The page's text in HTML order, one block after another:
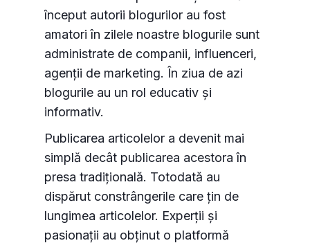
început autorii blogurilor au fost
amatori în zilele noastre blogurile sunt
administrate de companii, influenceri,
agenții de marketing. În ziua de azi
blogurile au un rol educativ și
informativ.
Publicarea articolelor a devenit mai
simplă decât publicarea acestora în
presa tradițională. Totodată au
dispărut constrângerile care țin de
lungimea articolelor. Experții și
pasionații au obținut o platformă